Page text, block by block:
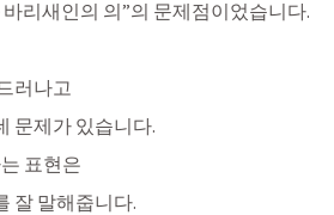
리새인의 의”의 문제점이었습니다.
러나고
문제가 있습니다.
표현은
잘 말해줍니다.